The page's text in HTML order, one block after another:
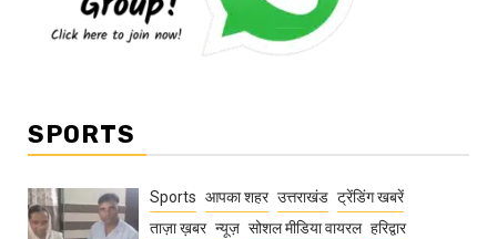
SPORTS
Sports आपका शहर उत्तराखंड ट्रेंडिंग खबरें
ताज़ा ख़बर न्यूज़ सोशल मीडिया वायरल हरिद्वार